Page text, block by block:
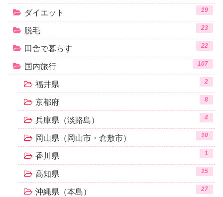
ダイエット 19
脱毛 23
田舎で暮らす 22
国内旅行 107
福井県 2
京都府 8
兵庫県（淡路島） 4
岡山県（岡山市・倉敷市） 10
香川県 1
高知県 15
沖縄県（本島） 27